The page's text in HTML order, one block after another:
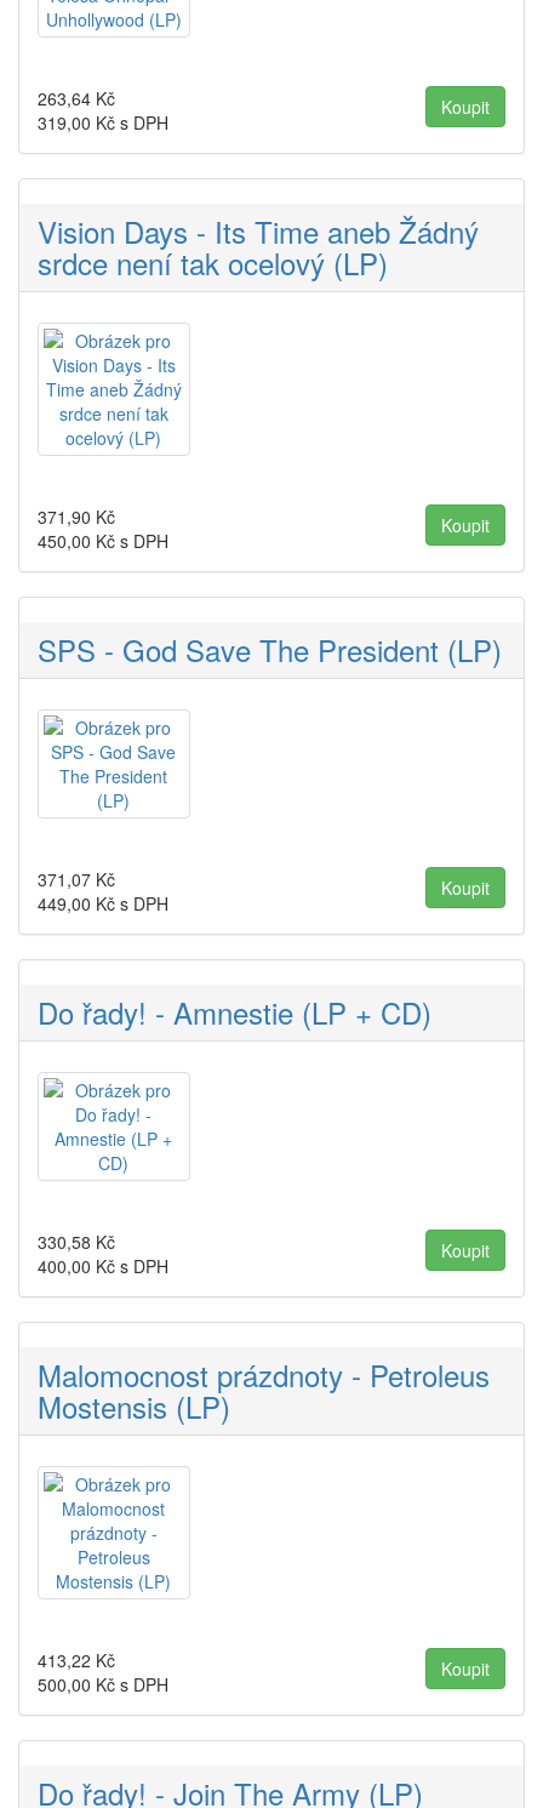
263,64 Kč
319,00 Kč s DPH
Vision Days - Its Time aneb Žádný
srdce není tak ocelový (LP)
371,90 Kč
450,00 Kč s DPH
SPS - God Save The President (LP)
371,07 Kč
449,00 Kč s DPH
Do řady! - Amnestie (LP + CD)
330,58 Kč
400,00 Kč s DPH
Malomocnost prázdnoty - Petroleus
Mostensis (LP)
413,22 Kč
500,00 Kč s DPH
Do řady! - Join The Army (LP)